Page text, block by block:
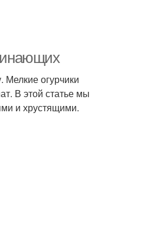
огурчики
В этой статье мы
и хрустящими.